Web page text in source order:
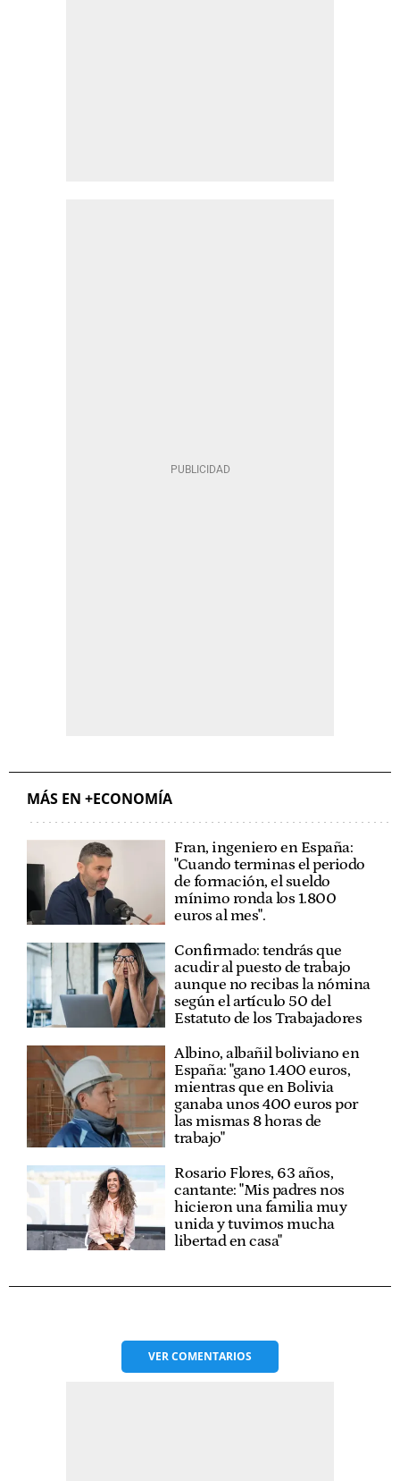
MÁS EN +ECONOMÍA
Fran, ingeniero en España:
"Cuando terminas el periodo
de formación, el sueldo
mínimo ronda los 1.800
euros al mes".
Confirmado: tendrás que
acudir al puesto de trabajo
aunque no recibas la nómina
según el artículo 50 del
Estatuto de los Trabajadores
Albino, albañil boliviano en
España: "gano 1.400 euros,
mientras que en Bolivia
ganaba unos 400 euros por
las mismas 8 horas de
trabajo"
Rosario Flores, 63 años,
cantante: "Mis padres nos
hicieron una familia muy
unida y tuvimos mucha
libertad en casa"
VERCOMENTARIOS